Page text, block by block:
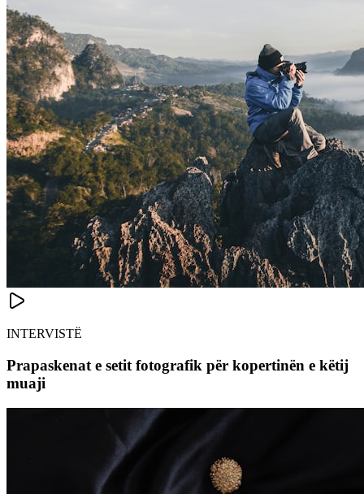
INTERVISTË
Prapaskenat e setit fotografik për kopertinën e këtij
muaji